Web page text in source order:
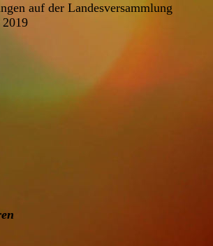
auf der Landesversammlung